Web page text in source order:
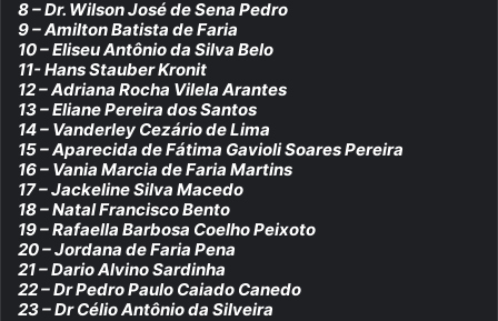
8 – Dr. Wilson José de Sena Pedro
9 – Amilton Batista de Faria
10 – Eliseu Antônio da Silva Belo
11- Hans Stauber Kronit
12 – Adriana Rocha Vilela Arantes
13 – Eliane Pereira dos Santos
14 – Vanderley Cezário de Lima
15 – Aparecida de Fátima Gavioli Soares Pereira
16 – Vania Marcia de Faria Martins
17 – Jackeline Silva Macedo
18 – Natal Francisco Bento
19 – Rafaella Barbosa Coelho Peixoto
20 – Jordana de Faria Pena
21 – Dario Alvino Sardinha
22 – Dr Pedro Paulo Caiado Canedo
23 – Dr Célio Antônio da Silveira